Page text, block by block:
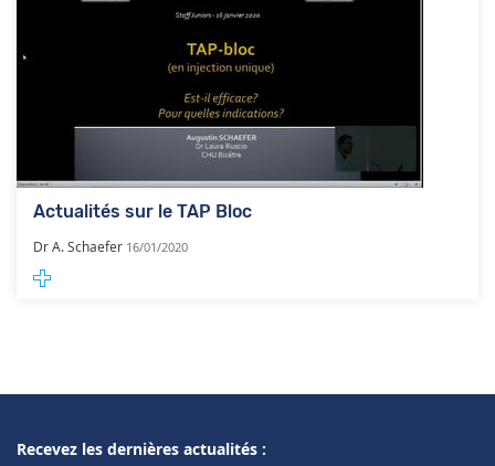
Actualités sur le TAP Bloc
Dr A. Schaefer 16/01/2020
Recevez les dernières actualités :